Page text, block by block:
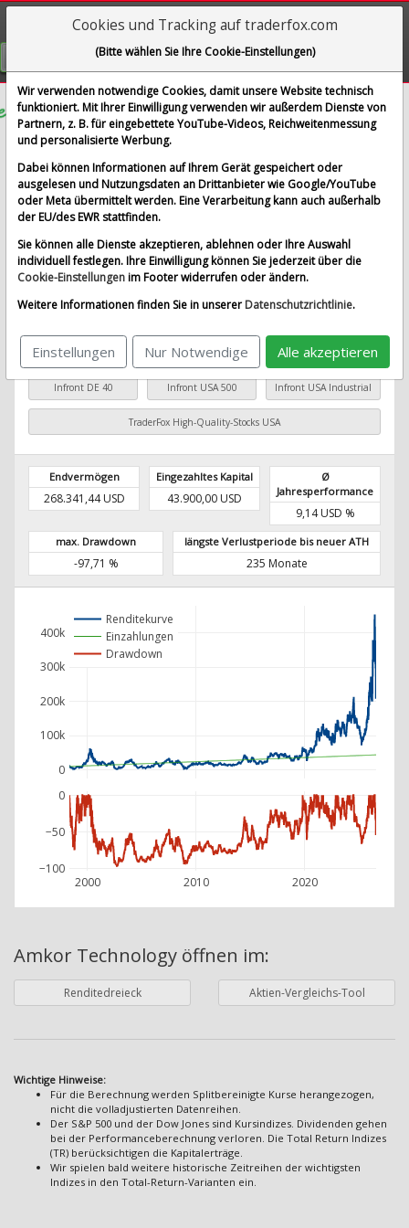
Visualizations
GRATIS REGISTRIEREN
Amkor Technology
Sparplan-Simulator
Startkapital monatlicher Sparbetrag
Startdatum wählen
Basiswert wählen
Beliebte Basiswerte
Infront DE 40 Infront USA 500 Infront USA Industrial
TraderFox High-Quality-Stocks USA
Endvermögen
268.341,44 USD
Eingezahltes Kapital
43.900,00 USD
Ø
Jahresperformance
9,14 USD %
max. Drawdown
-97,71 %
längste Verlustperiode bis neuer ATH
235 Monate
0
100k
200k
300k
400k
2000 2010 2020
−100
−50
0
Renditekurve
Einzahlungen
Drawdown
Amkor Technology öffnen im:
Renditedreieck Aktien-Vergleichs-Tool
Wichtige Hinweise:
Für die Berechnung werden Splitbereinigte Kurse herangezogen,
nicht die volladjustierten Datenreihen.
Der S&P 500 und der Dow Jones sind Kursindizes. Dividenden gehen
bei der Performanceberechnung verloren. Die Total Return Indizes
(TR) berücksichtigen die Kapitalerträge.
Wir spielen bald weitere historische Zeitreihen der wichtigsten
Indizes in den Total-Return-Varianten ein.
Cookies und Tracking auf traderfox.com
(Bitte wählen Sie Ihre Cookie-Einstellungen)
Wir verwenden notwendige Cookies, damit unsere Website technisch
funktioniert. Mit Ihrer Einwilligung verwenden wir außerdem Dienste von
Partnern, z. B. für eingebettete YouTube-Videos, Reichweitenmessung
und personalisierte Werbung.
Dabei können Informationen auf Ihrem Gerät gespeichert oder
ausgelesen und Nutzungsdaten an Drittanbieter wie Google/YouTube
oder Meta übermittelt werden. Eine Verarbeitung kann auch außerhalb
der EU/des EWR stattfinden.
Sie können alle Dienste akzeptieren, ablehnen oder Ihre Auswahl
individuell festlegen. Ihre Einwilligung können Sie jederzeit über die
Cookie-Einstellungenim Footer widerrufen oder ändern.
Weitere Informationen finden Sie in unserer Datenschutzrichtlinie.
Einstellungen Nur Notwendige Alle akzeptieren